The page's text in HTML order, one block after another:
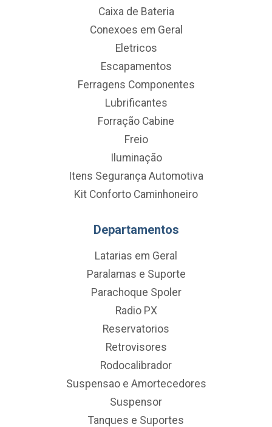
Caixa de Bateria
Conexoes em Geral
Eletricos
Escapamentos
Ferragens Componentes
Lubrificantes
Forração Cabine
Freio
Iluminação
Itens Segurança Automotiva
Kit Conforto Caminhoneiro
Departamentos
Latarias em Geral
Paralamas e Suporte
Parachoque Spoler
Radio PX
Reservatorios
Retrovisores
Rodocalibrador
Suspensao e Amortecedores
Suspensor
Tanques e Suportes